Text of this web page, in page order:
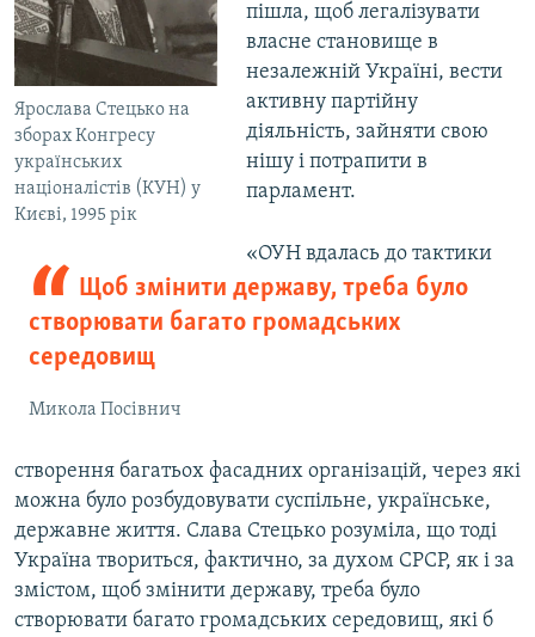
Ярослава Стецько на
зборах Конгресу
українських
націоналістів (КУН) у
Києві, 1995 рік
пішла, щоб легалізувати
власне становище в
незалежній Україні, вести
активну партійну
діяльність, зайняти свою
нішу і потрапити в
парламент.
Щоб змінити державу, треба було
створювати багато громадських
середовищ
Микола Посівнич
«ОУН вдалась до тактики
створення багатьох фасадних організацій, через які
можна було розбудовувати суспільне, українське,
державне життя. Слава Стецько розуміла, що тоді
Україна твориться, фактично, за духом СРСР, як і за
змістом, щоб змінити державу, треба було
створювати багато громадських середовищ, які б